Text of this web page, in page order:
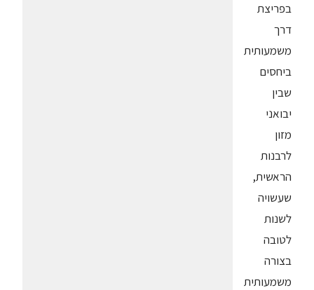
בפריצת
דרך
משמעותית
ביחסים
שבין
יבואני
מזון
לרבנות
הראשית,
שעשויה
לשנות
לטובה
בצורה
משמעותית